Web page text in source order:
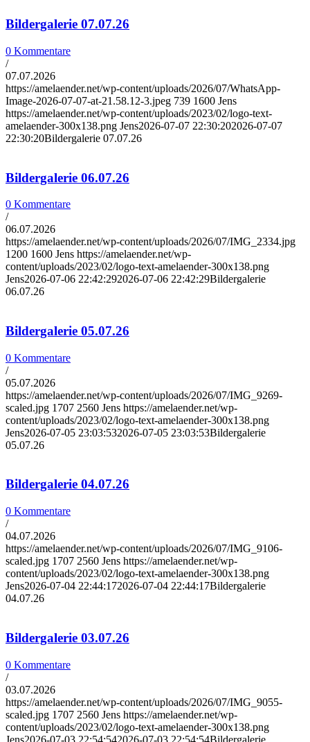
Bildergalerie 07.07.26
0 Kommentare
/
07.07.2026
https://amelaender.net/wp-content/uploads/2026/07/WhatsApp-
Image-2026-07-07-at-21.58.12-3.jpeg 739 1600 Jens
https://amelaender.net/wp-content/uploads/2023/02/logo-text-
amelaender-300x138.png Jens2026-07-07 22:30:202026-07-07
22:30:20Bildergalerie 07.07.26
Bildergalerie 06.07.26
0 Kommentare
/
06.07.2026
https://amelaender.net/wp-content/uploads/2026/07/IMG_2334.jpg
1200 1600 Jens https://amelaender.net/wp-
content/uploads/2023/02/logo-text-amelaender-300x138.png
Jens2026-07-06 22:42:292026-07-06 22:42:29Bildergalerie
06.07.26
Bildergalerie 05.07.26
0 Kommentare
/
05.07.2026
https://amelaender.net/wp-content/uploads/2026/07/IMG_9269-
scaled.jpg 1707 2560 Jens https://amelaender.net/wp-
content/uploads/2023/02/logo-text-amelaender-300x138.png
Jens2026-07-05 23:03:532026-07-05 23:03:53Bildergalerie
05.07.26
Bildergalerie 04.07.26
0 Kommentare
/
04.07.2026
https://amelaender.net/wp-content/uploads/2026/07/IMG_9106-
scaled.jpg 1707 2560 Jens https://amelaender.net/wp-
content/uploads/2023/02/logo-text-amelaender-300x138.png
Jens2026-07-04 22:44:172026-07-04 22:44:17Bildergalerie
04.07.26
Bildergalerie 03.07.26
0 Kommentare
/
03.07.2026
https://amelaender.net/wp-content/uploads/2026/07/IMG_9055-
scaled.jpg 1707 2560 Jens https://amelaender.net/wp-
content/uploads/2023/02/logo-text-amelaender-300x138.png
Jens2026-07-03 22:54:542026-07-03 22:54:54Bildergalerie